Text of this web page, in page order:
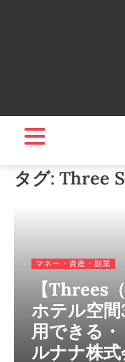
タグ: Three
マネー・資産・副業
【Threes
ホテル空間
用できる
ルナナ株